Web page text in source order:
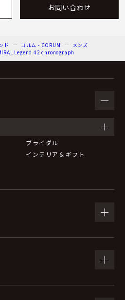
お問い合わせ
ド コルム - CORUM
メンズ
Legend 42 chronograph
ブライダル
インテリア＆ギフト